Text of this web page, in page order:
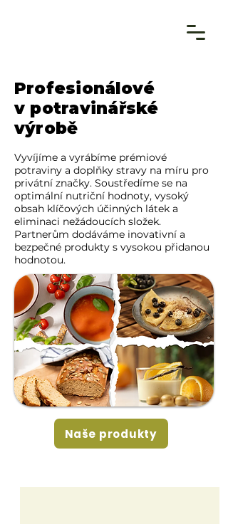
Profesionálové
v potravinářské
výrobě
Vyvíjíme a vyrábíme prémiové
potraviny a doplňky stravy na míru pro
privátní značky. Soustředíme se na
optimální nutriční hodnoty, vysoký
obsah klíčových účinných látek a
eliminaci nežádoucích složek.
Partnerům dodáváme inovativní a
bezpečné produkty s vysokou přidanou
hodnotou.
Naše produkty